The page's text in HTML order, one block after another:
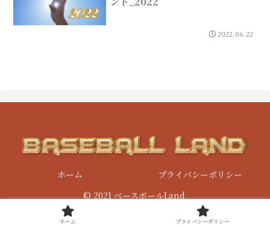
2022.06.22
ホーム
プライバシーポリシー
© 2021 ベースボールLand.
ホーム プライバシーポリシー